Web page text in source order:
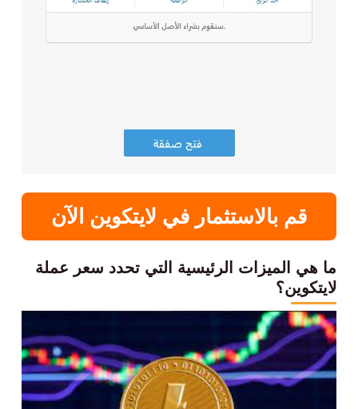
قم بالاستثمار في لايتكوين الآن
ما هي الميزات الرئيسية التي تحدد سعر عملة
لايتكوين؟